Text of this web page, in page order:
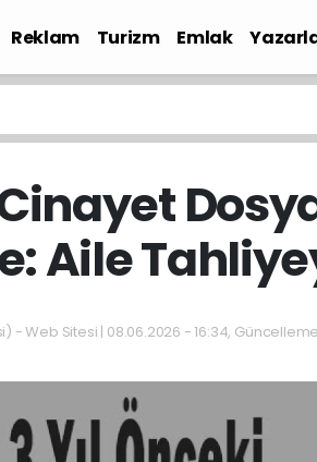
Reklam Turizm Emlak
Aile
- Web Sitesi | 08.06.2026 - 16:34,